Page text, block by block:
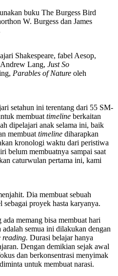
buku The Burgess Bird
W. Burgess dan James
Shakespeare, fabel Aesop,
Lang, Just So
Parables of Nature oleh
setahun ini terentang dari 55 SM-
membuat timeline berkaitan
dipelajari anak selama ini, baik
membuat timeline diharapkan
kronologi waktu dari peristiwa
belum membuatnya sampai saat
caturwulan pertama ini, kami
Dia membuat sebuah
proyek hasta karyanya.
memang bisa membuat hari
semua ini dilakukan dengan
reading. Durasi belajar hanya
Dengan demikian sejak awal
dan berkonsentrasi menyimak
untuk membuat narasi.